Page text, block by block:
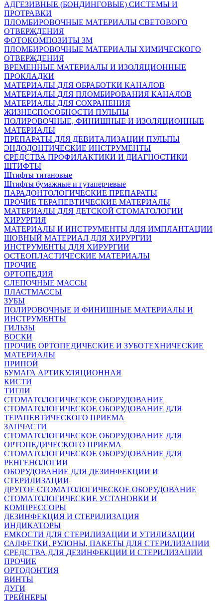
АДГЕЗИВНЫЕ (БОНДИНГОВЫЕ) СИСТЕМЫ И
ПРОТРАВКИ
ПЛОМБИРОВОЧНЫЕ МАТЕРИАЛЫ СВЕТОВОГО
ОТВЕРЖДЕНИЯ
ФОТОКОМПОЗИТЫ 3М
ПЛОМБИРОВОЧНЫЕ МАТЕРИАЛЫ ХИМИЧЕСКОГО
ОТВЕРЖДЕНИЯ
ВРЕМЕННЫЕ МАТЕРИАЛЫ И ИЗОЛЯЦИОННЫЕ
ПРОКЛАДКИ
МАТЕРИАЛЫ ДЛЯ ОБРАБОТКИ КАНАЛОВ
МАТЕРИАЛЫ ДЛЯ ПЛОМБИРОВАНИЯ КАНАЛОВ
МАТЕРИАЛЫ ДЛЯ СОХРАНЕНИЯ
ЖИЗНЕСПОСОБНОСТИ ПУЛЬПЫ
ПОЛИРОВОЧНЫЕ, ФИНИШНЫЕ И ИЗОЛЯЦИОННЫЕ
МАТЕРИАЛЫ
ПРЕПАРАТЫ ДЛЯ ДЕВИТАЛИЗАЦИИ ПУЛЬПЫ
ЭНДОДОНТИЧЕСКИЕ ИНСТРУМЕНТЫ
СРЕДСТВА ПРОФИЛАКТИКИ И ДИАГНОСТИКИ
ШТИФТЫ
Штифты титановые
Штифты бумажные и гутаперчевые
ПАРАДОНТОЛОГИЧЕСКИЕ ПРЕПАРАТЫ
ПРОЧИЕ ТЕРАПЕВТИЧЕСКИЕ МАТЕРИАЛЫ
МАТЕРИАЛЫ ДЛЯ ДЕТСКОЙ СТОМАТОЛОГИИ
ХИРУРГИЯ
МАТЕРИАЛЫ И ИНСТРУМЕНТЫ ДЛЯ ИМПЛАНТАЦИИ
ШОВНЫЙ МАТЕРИАЛ ДЛЯ ХИРУРГИИ
ИНСТРУМЕНТЫ ДЛЯ ХИРУРГИИ
ОСТЕОПЛАСТИЧЕСКИЕ МАТЕРИАЛЫ
ПРОЧИЕ
ОРТОПЕДИЯ
СЛЕПОЧНЫЕ МАССЫ
ПЛАСТМАССЫ
ЗУБЫ
ПОЛИРОВОЧНЫЕ И ФИНИШНЫЕ МАТЕРИАЛЫ И
ИНСТРУМЕНТЫ
ГИЛЬЗЫ
ВОСКИ
ПРОЧИЕ ОРТОПЕДИЧЕСКИЕ И ЗУБОТЕХНИЧЕСКИЕ
МАТЕРИАЛЫ
ПРИПОЙ
БУМАГА АРТИКУЛЯЦИОННАЯ
КИСТИ
ТИГЛИ
СТОМАТОЛОГИЧЕСКОЕ ОБОРУДОВАНИЕ
СТОМАТОЛОГИЧЕСКОЕ ОБОРУДОВАНИЕ ДЛЯ
ТЕРАПЕВТИЧЕСКОГО ПРИЕМА
ЗАПЧАСТИ
СТОМАТОЛОГИЧЕСКОЕ ОБОРУДОВАНИЕ ДЛЯ
ОРТОПЕДИЧЕСКОГО ПРИЕМА
СТОМАТОЛОГИЧЕСКОЕ ОБОРУДОВАНИЕ ДЛЯ
РЕНГЕНОЛОГИИ
ОБОРУДОВАНИЕ ДЛЯ ДЕЗИНФЕКЦИИ И
СТЕРИЛИЗАЦИИ
ДРУГОЕ СТОМАТОЛОГИЧЕСКОЕ ОБОРУДОВАНИЕ
СТОМАТОЛОГИЧЕСКИЕ УСТАНОВКИ И
КОМПРЕССОРЫ
ДЕЗИНФЕКЦИЯ И СТЕРИЛИЗАЦИЯ
ИНДИКАТОРЫ
ЕМКОСТИ ДЛЯ СТЕРИЛИЗАЦИИ И УТИЛИЗАЦИИ
САЛФЕТКИ, РУЛОНЫ, ПАКЕТЫ ДЛЯ СТЕРИЛИЗАЦИИ
СРЕДСТВА ДЛЯ ДЕЗИНФЕКЦИИ И СТЕРИЛИЗАЦИИ
ПРОЧИЕ
ОРТОДОНТИЯ
ВИНТЫ
ДУГИ
ТРЕЙНЕРЫ